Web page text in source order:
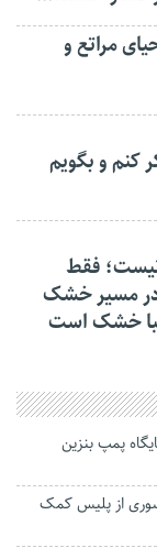
مراتع و
کنم و بگویم
نیست؛ فقط
مسیر خشک
خشک است
پمپ بنزین
از پلیس کمک